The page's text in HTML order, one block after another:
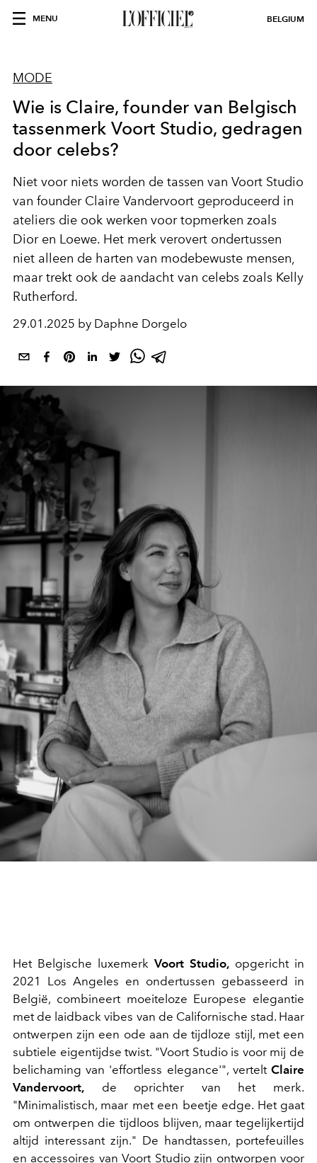
MENU BELGIUM
MODE
Wie is Claire, founder van Belgisch
tassenmerk Voort Studio, gedragen
door celebs?
Niet voor niets worden de tassen van Voort Studio
van founder Claire Vandervoort geproduceerd in
ateliers die ook werken voor topmerken zoals
Dior en Loewe. Het merk verovert ondertussen
niet alleen de harten van modebewuste mensen,
maar trekt ook de aandacht van celebs zoals Kelly
Rutherford.
29.01.2025 by Daphne Dorgelo
Het Belgische luxemerk Voort Studio, opgericht in
2021 Los Angeles en ondertussen gebasseerd in
België, combineert moeiteloze Europese elegantie
met de laidback vibes van de Californische stad. Haar
ontwerpen zijn een ode aan de tijdloze stijl, met een
subtiele eigentijdse twist. "Voort Studio is voor mij de
belichaming van 'effortless elegance'", vertelt Claire
Vandervoort, de oprichter van het merk.
"Minimalistisch, maar met een beetje edge. Het gaat
om ontwerpen die tijdloos blijven, maar tegelijkertijd
altijd interessant zijn." De handtassen, portefeuilles
en accessoires van Voort Studio zijn ontworpen voor